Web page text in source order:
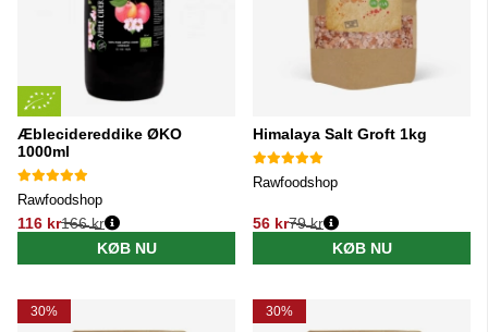
Æblecidereddike ØKO
1000ml
Rawfoodshop
116 kr
Normalpris:
166 kr
KØB NU
Himalaya Salt Groft 1kg
Rawfoodshop
56 kr
Normalpris:
79 kr
KØB NU
30% 30%